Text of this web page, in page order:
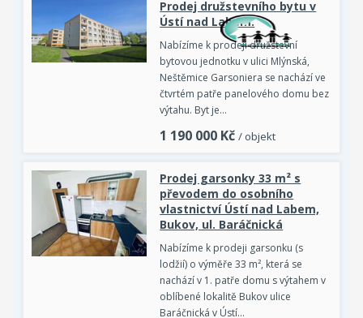
Prodej družstevního bytu v
Ústí nad Labem.
Nabízíme k prodeji družstevní
bytovou jednotku v ulici Mlýnská,
Neštěmice Garsoniera se nachází ve
čtvrtém patře panelového domu bez
výtahu. Byt je…
1 190 000 Kč / objekt
Prodej garsonky 33 m² s
převodem do osobního
vlastnictví Ústí nad Labem,
Bukov, ul. Baráčnická
Nabízíme k prodeji garsonku (s
lodžií) o výměře 33 m², která se
nachází v 1. patře domu s výtahem v
oblíbené lokalitě Bukov ulice
Baráčnická v Ústí…